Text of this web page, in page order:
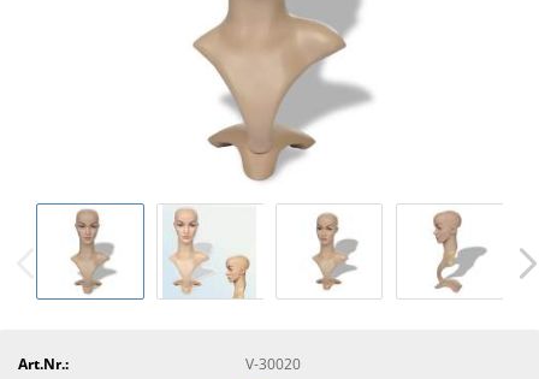
Art.Nr.:
V-30020